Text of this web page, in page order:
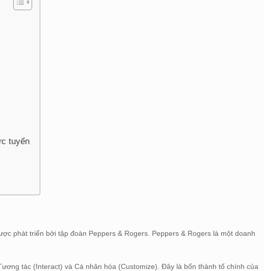
tuyến
phát triển bởi tập đoàn Peppers & Rogers. Peppers & Rogers là một doanh
tác (Interact) và Cá nhân hóa (Customize). Đây là bốn thành tố chính của